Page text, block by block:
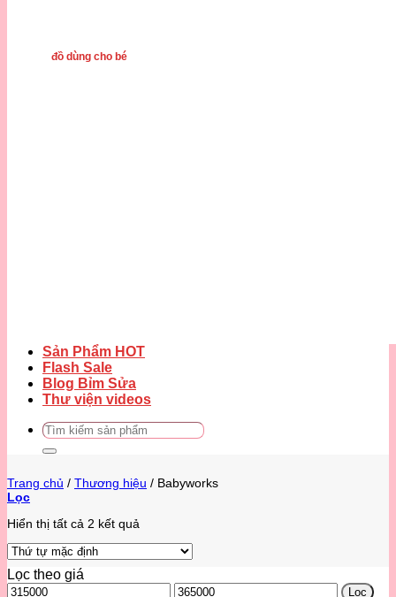
đồ dùng cho bé
Sản Phẩm HOT
Flash Sale
Blog Bỉm Sửa
Thư viện videos
Tìm
Trang chủ / Thương hiệu / Babyworks
Lọc
Hiển thị tất cả 2 kết quả
Lọc theo giá
Giá
Giá
Lọc